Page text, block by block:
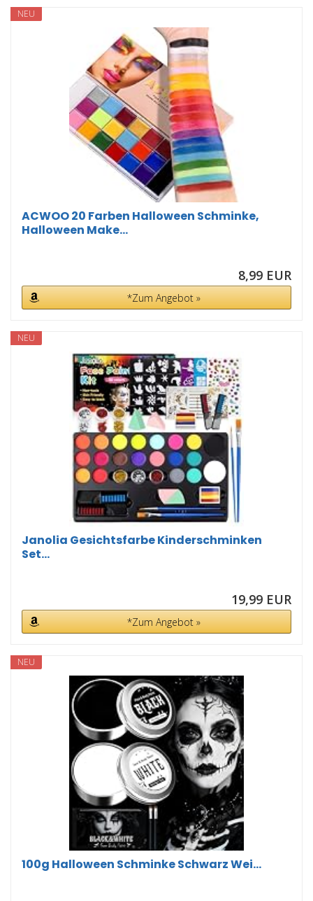
NEU
ACWOO 20 Farben Halloween Schminke,
Halloween Make...
8,99 EUR
*Zum Angebot »
NEU
Janolia Gesichtsfarbe Kinderschminken
Set...
19,99 EUR
*Zum Angebot »
NEU
100g Halloween Schminke Schwarz Wei...